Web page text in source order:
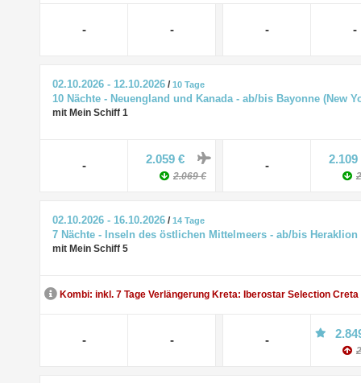
- - - -
02.10.2026 - 12.10.2026 /10 Tage
10 Nächte - Neuengland und Kanada - ab/bis Bayonne (New
mit Mein Schiff 1
- 2.059 €
2.069 €
- 2.109
02.10.2026 - 16.10.2026 /14 Tage
7 Nächte - Inseln des östlichen Mittelmeers - ab/bis Heraklion
mit Mein Schiff 5
Kombi: inkl. 7 Tage Verlängerung Kreta: Iberostar Selection Creta
- - -